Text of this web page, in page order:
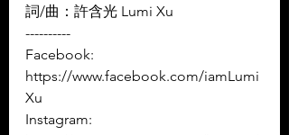
詞/曲：許含光 Lumi Xu
----------
Facebook:
https://www.facebook.com/iamLumi
Xu
Instagram: